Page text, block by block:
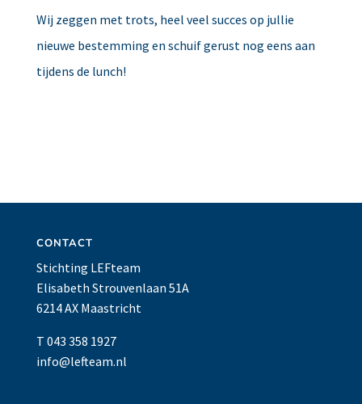
Wij zeggen met trots, heel veel succes op jullie
nieuwe bestemming en schuif gerust nog eens aan
tijdens de lunch!
CONTACT
Stichting LEFteam
Elisabeth Strouvenlaan 51A
6214 AX Maastricht
T 043 358 1927
info@lefteam.nl